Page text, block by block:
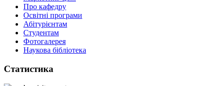
Про кафедру
Освітні програми
Абітурієнтам
Студентам
Фотогалерея
Наукова бібліотека
Статистика